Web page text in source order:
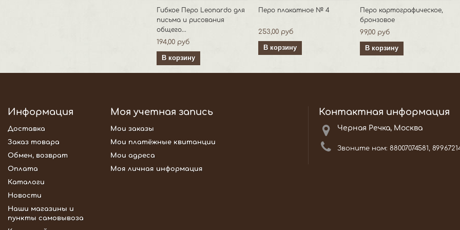
Гибкое Перо Leonardo для
письма и рисования
общего...
194,00 руб
В корзину
Перо плакатное № 4
253,00 руб
В корзину
Перо картографическое,
бронзовое
99,00 руб
В корзину
Информация
Доставка
Заказ товара
Обмен, возврат
Оплата
Каталоги
Новости
Наши магазины и
пункты самовывоза
Моя учетная запись
Мои заказы
Мои платёжные квитанции
Мои адреса
Моя личная информация
Контактная информация
Черная Речка, Москва
Звоните нам: 88007074581,